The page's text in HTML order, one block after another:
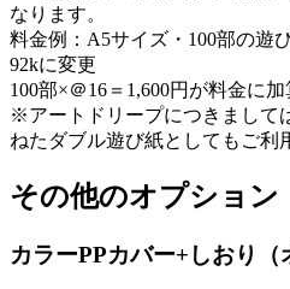
なります。
料金例 ：A5サイズ・100部の遊
92kに変更
100部×＠16＝1,600円が料金に加
※アートドリープにつきまして
ねたダブル遊び紙としてもご利
その他のオプション
カラーPPカバー+しおり（